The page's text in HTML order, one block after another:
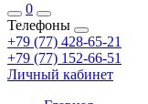
0
Телефоны
+79 (77) 428-65-21
+79 (77) 152-66-51
Личный кабинет